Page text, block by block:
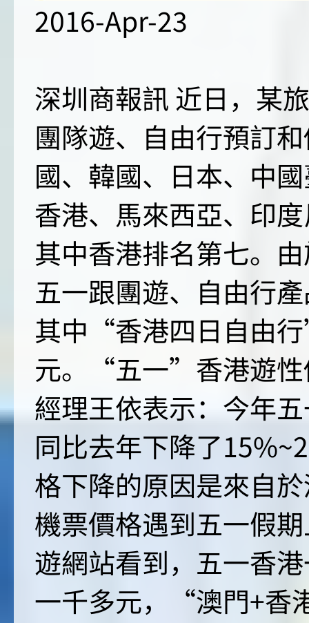
2016-Apr-23
深圳商報訊 近日，某
團隊遊、自由行預訂
國、韓國、日本、中
香港、馬來西亞、印
其中香港排名第七。
五一跟團遊、自由行
其中“香港四日自由
元。“五一”香港遊性
經理王依表示：今年
同比去年下降了
格下降的原因是來自
機票價格遇到五一假
遊網站看到，五一香
一千多元，“澳門+香